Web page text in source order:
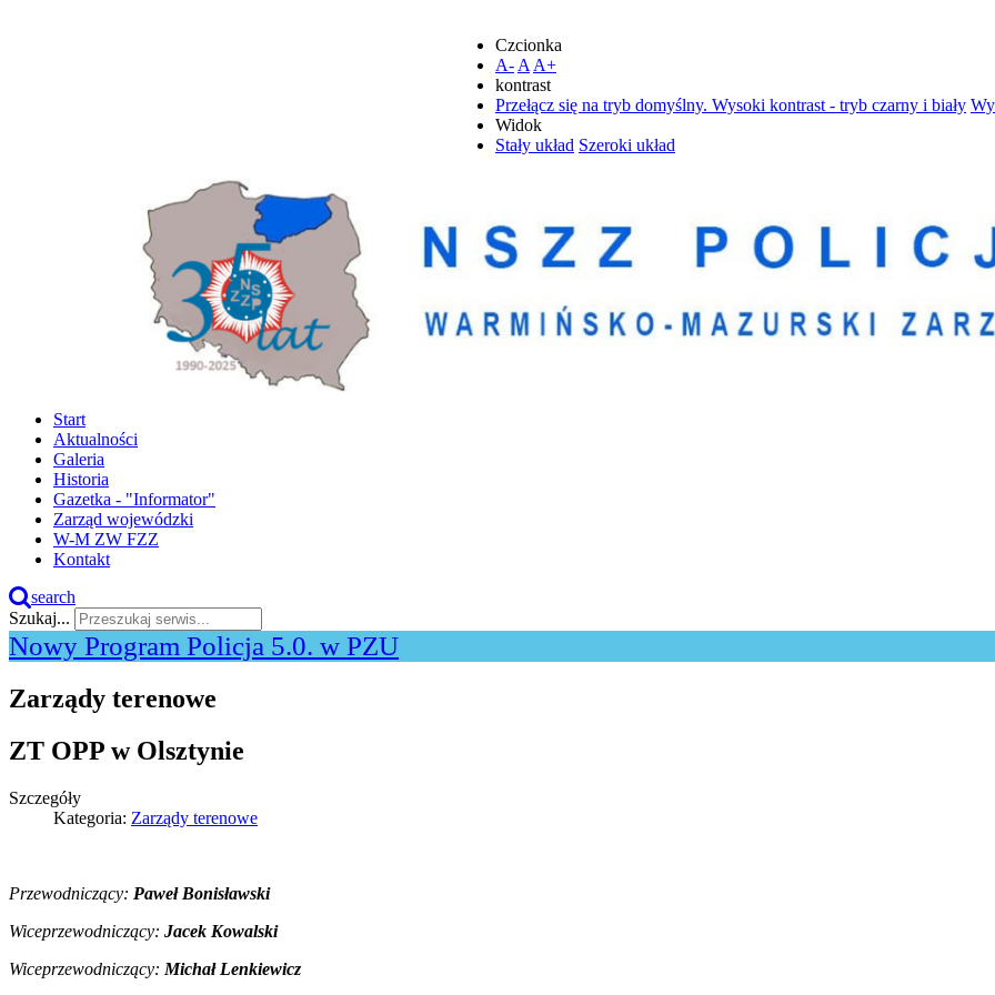
Czcionka
A- A A+
kontrast
Przełącz się na tryb domyślny. Wysoki kontrast - tryb czarny i biały
Widok
Stały układ Szeroki układ
Start
Aktualności
Galeria
Historia
Gazetka - "Informator"
Zarząd wojewódzki
W-M ZW FZZ
Kontakt
search
Szukaj...
Nowy Program Policja 5.0. w PZU
Zarządy terenowe
ZT OPP w Olsztynie
Szczegóły
Kategoria: Zarządy terenowe
Przewodniczący: Paweł Bonisławski
Wiceprzewodniczący: Jacek Kowalski
Wiceprzewodniczący: Michał Lenkiewicz